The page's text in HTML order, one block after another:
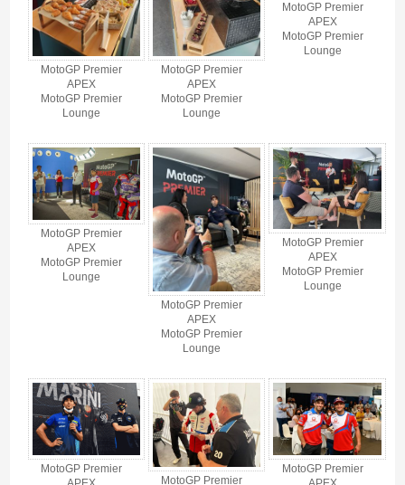
MotoGP Premier
APEX
MotoGP Premier
Lounge
MotoGP Premier
APEX
MotoGP Premier
Lounge
MotoGP Premier
APEX
MotoGP Premier
Lounge
MotoGP Premier
APEX
MotoGP Premier
Lounge
MotoGP Premier
APEX
MotoGP Premier
Lounge
MotoGP Premier
APEX
MotoGP Premier
Lounge
MotoGP Premier
MotoGP Premier
MotoGP Premier